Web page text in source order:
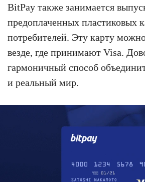
BitPay также занимается
предоплаченных пластиковых
потребителей. Эту карту
везде, где принимают Visa.
гармоничный способ
и реальный мир.